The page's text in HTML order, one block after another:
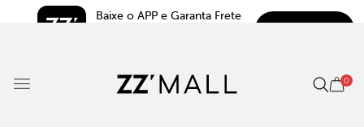
Baixe o APP e Garanta Frete
0